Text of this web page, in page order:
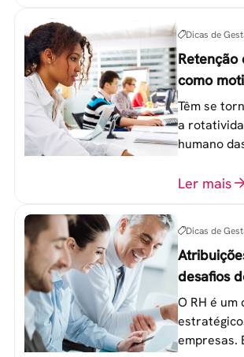
Dicas de
Retenção
como
geração Y
Têm se
a
humano
Ler mais
Dicas de
desafios
humanos
empresa
O RH é
empresas.